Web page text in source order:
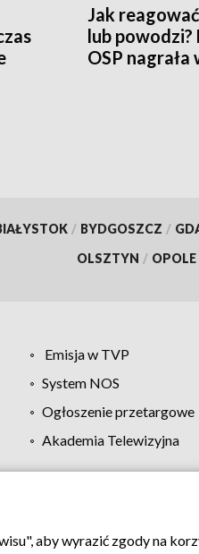
Jak
lub powodzi?
OSP
/ BYDGOSZCZ /
OLSZTYN / OPOLE
Emisja w TVP
System NOS
Ogłoszenie przetargowe
Akademia Telewizyjna
Regulamin TVP Polityka
aby wyrazić zgody na